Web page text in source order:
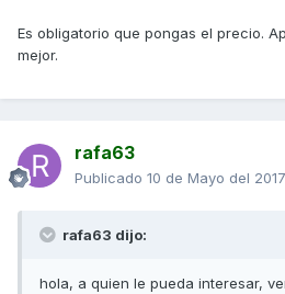
Es obligatorio que pongas el precio.
mejor.
rafa63
Publicado 10 de Mayo del 2017
rafa63 dijo:
hola, a quien le pueda interesar,